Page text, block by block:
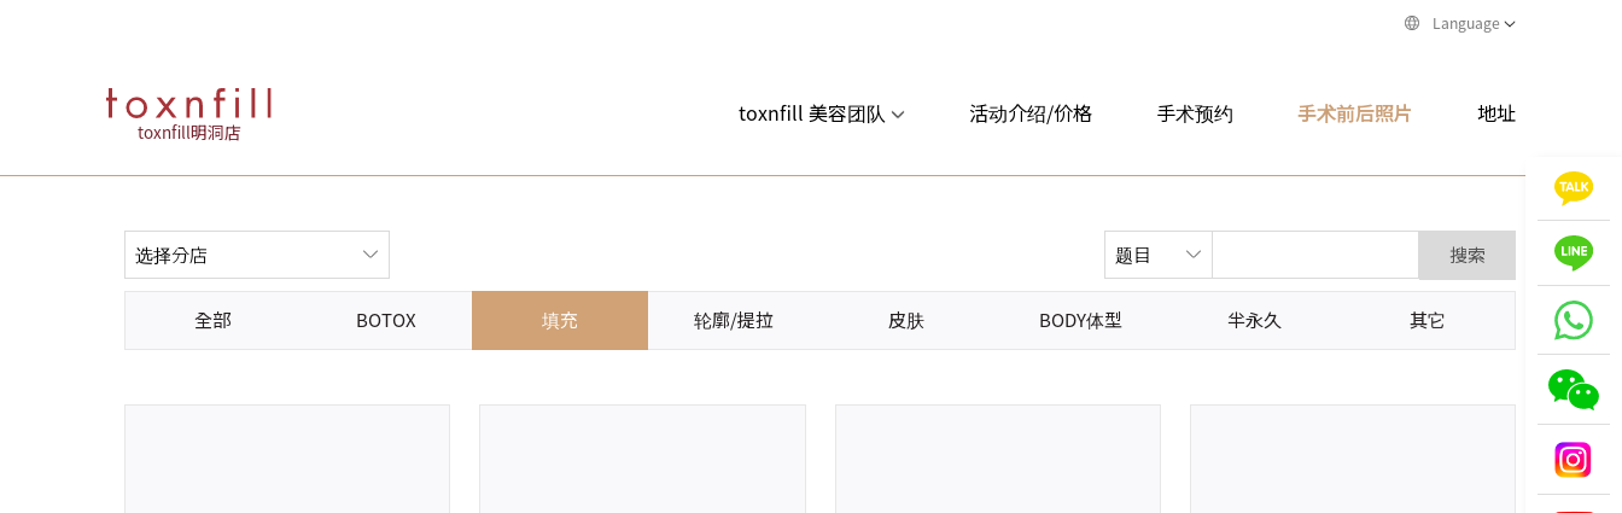
Language
toxnfill明洞店
toxnfill 美容团队 活动介绍/价格 手术预约 手术前后照片 地址
搜索
全部 BOTOX 填充 轮廓/提拉 皮肤 BODY体型 半永久 其它